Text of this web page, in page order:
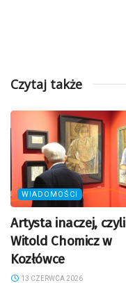
Czytaj także
WIADOMOŚCI
Artysta inaczej, czyli
Witold Chomicz w
Kozłówce
13 CZERWCA 2026